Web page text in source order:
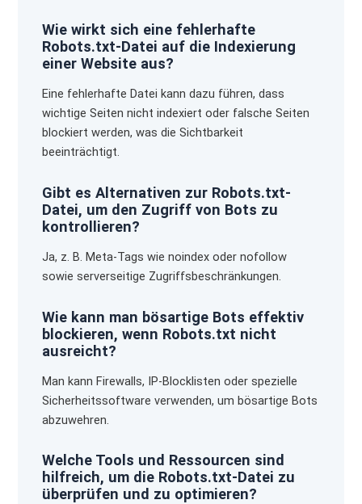
Wie wirkt sich eine fehlerhafte
Robots.txt-Datei auf die Indexierung
einer Website aus?
Eine fehlerhafte Datei kann dazu führen, dass
wichtige Seiten nicht indexiert oder falsche Seiten
blockiert werden, was die Sichtbarkeit
beeinträchtigt.
Gibt es Alternativen zur Robots.txt-
Datei, um den Zugriff von Bots zu
kontrollieren?
Ja, z. B. Meta-Tags wie noindex oder nofollow
sowie serverseitige Zugriffsbeschränkungen.
Wie kann man bösartige Bots effektiv
blockieren, wenn Robots.txt nicht
ausreicht?
Man kann Firewalls, IP-Blocklisten oder spezielle
Sicherheitssoftware verwenden, um bösartige Bots
abzuwehren.
Welche Tools und Ressourcen sind
hilfreich, um die Robots.txt-Datei zu
überprüfen und zu optimieren?